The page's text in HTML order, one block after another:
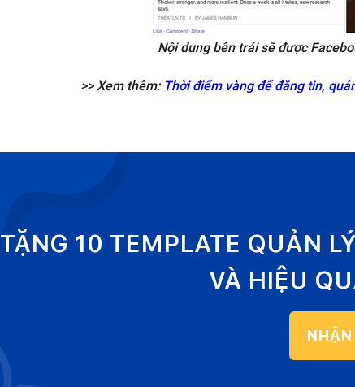
Nội dung bên trái sẽ được
>> Xem thêm: Thời điểm vàng để đăng tin,
TẶNG 10 TEMPLATE QUẢN
VÀ HIỆU